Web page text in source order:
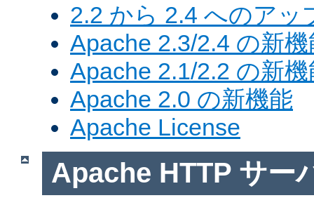
2.2 から 2.4 へのアッ
Apache 2.3/2.4 の新機
Apache 2.1/2.2 の新機
Apache 2.0 の新機能
Apache License
Apache HTTP サー